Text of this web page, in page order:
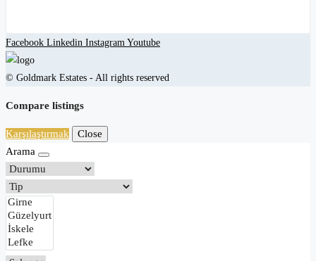
Facebook Linkedin Instagram Youtube
© Goldmark Estates - All rights reserved
Compare listings
Karşılaştırmak
Close
Arama